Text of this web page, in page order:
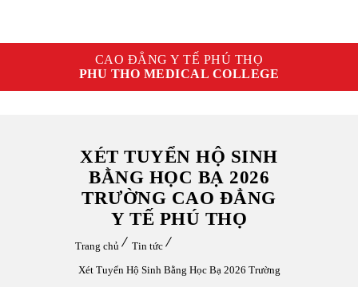
CAO ĐẲNG Y TẾ PHÚ THỌ
PHU THO MEDICAL COLLEGE
XÉT TUYỂN HỘ SINH
BẰNG HỌC BẠ 2026
TRƯỜNG CAO ĐẲNG
Y TẾ PHÚ THỌ
Trang chủ
Tin tức
Xét Tuyển Hộ Sinh Bằng Học Bạ 2026 Trường